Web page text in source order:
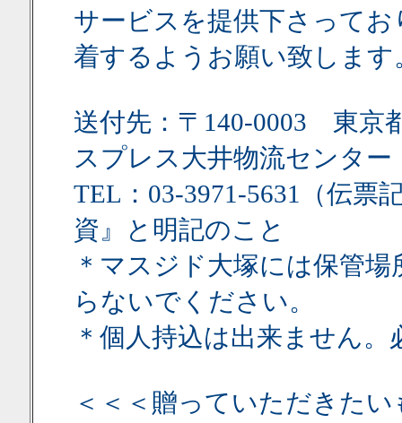
サービスを提供下さって
着するようお願い致します
送付先：〒140-0003 東
スプレス大井物流センター
TEL：03-3971-5631（伝票
資』と明記のこと
＊マスジド大塚には保管
らないでください。
＊個人持込は出来ません
＜＜＜贈っていただきたい